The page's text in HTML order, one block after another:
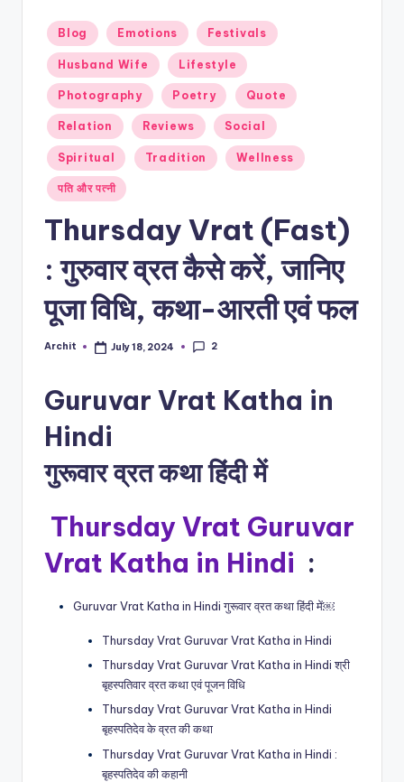
Posted
in
Blog Emotions Festivals
Husband Wife Lifestyle
Photography Poetry Quote
Relation Reviews Social
Spiritual Tradition Wellness
पति और पत्नी
Thursday Vrat (Fast)
: गुरुवार व्रत कैसे करें, जानिए
पूजा विधि, कथा-आरती एवं फल
Posted
Archit July 18, 2024 2
Guruvar Vrat Katha in
Hindi
गुरूवार व्रत कथा हिंदी में
Thursday Vrat Guruvar
Vrat Katha in Hindi :
Guruvar Vrat Katha in Hindi गुरूवार व्रत कथा हिंदी में￼
Thursday Vrat Guruvar Vrat Katha in Hindi
Thursday Vrat Guruvar Vrat Katha in Hindi श्री
बृहस्पतिवार व्रत कथा एवं पूजन विधि
Thursday Vrat Guruvar Vrat Katha in Hindi
बृहस्पतिदेव के व्रत की कथा
Thursday Vrat Guruvar Vrat Katha in Hindi :
बृहस्पतिदेव की कहानी